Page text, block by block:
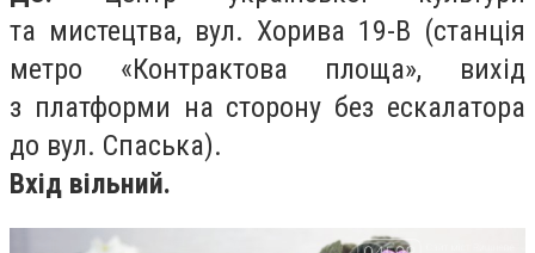
та мистецтва, вул. Хорива 19-В (станція
метро «Контрактова площа», вихiд
з платформи на сторону без ескалатора
до вул. Спаська).
Вхід вільний.